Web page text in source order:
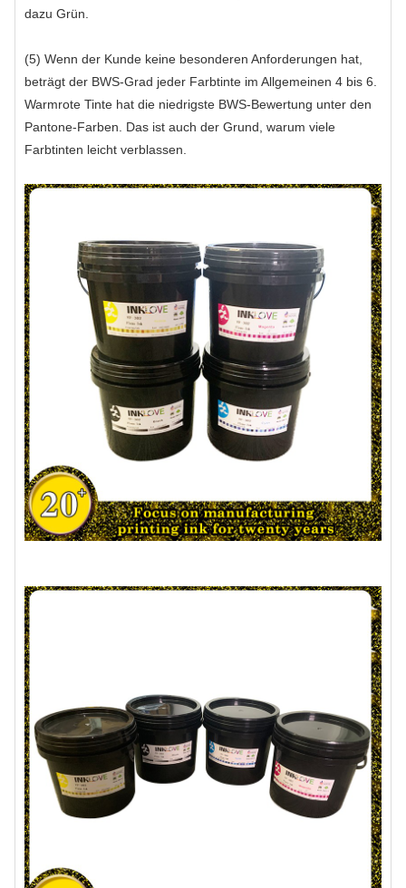
dazu Grün.
(5) Wenn der Kunde keine besonderen Anforderungen hat,
beträgt der BWS-Grad jeder Farbtinte im Allgemeinen 4 bis 6.
Warmrote Tinte hat die niedrigste BWS-Bewertung unter den
Pantone-Farben. Das ist auch der Grund, warum viele
Farbtinten leicht verblassen.